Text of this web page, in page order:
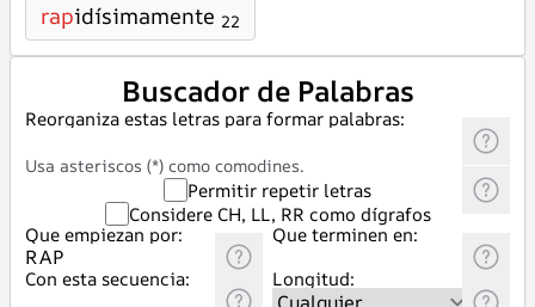
rapidísimamente 22
Buscador de Palabras
Reorganiza estas letras para formar palabras:
Usa asteriscos (*) como comodines.
Permitir repetir letras
Considere CH, LL, RR como dígrafos
Que empiezan por:
Que terminen en:
Con esta secuencia:
Longitud: